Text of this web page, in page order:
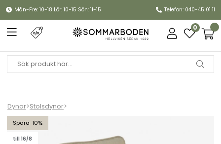
Mån-Fre: 10-18 Lör: 10-15 Sön: 11-15 Telefon: 040-45 01 11
0
Dynor>Stolsdynor>
10
till 16/8
Porto universaldyna woodline - sand